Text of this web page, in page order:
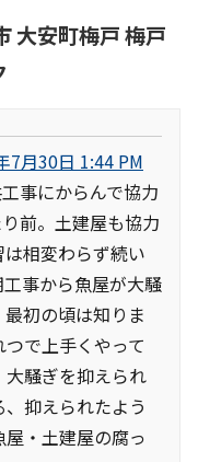
大安町梅戸 梅戸
7月30日 1:44 PM
事にからんで協力
前。土建屋も協力
相変わらず続い
事から魚屋が大騒
初の頃は知りま
で上手くやって
騒ぎを抑えられ
抑えられたよう
・土建屋の腐っ